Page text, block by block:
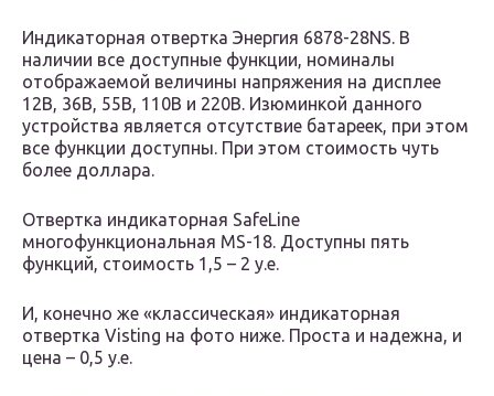
Индикаторная отвертка Энергия 6878-28NS. В
наличии все доступные функции, номиналы
отображаемой величины напряжения на дисплее
12В, 36В, 55В, 110В и 220В. Изюминкой данного
устройства является отсутствие батареек, при этом
все функции доступны. При этом стоимость чуть
более доллара.
Отвертка индикаторная SafeLine
многофункциональная MS-18. Доступны пять
функций, стоимость 1,5 – 2 у.е.
И, конечно же «классическая» индикаторная
отвертка Visting на фото ниже. Проста и надежна, и
цена – 0,5 у.е.